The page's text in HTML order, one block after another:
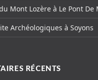
Mont Lozère à Le Pont De
Archéologiques à Soyons
RÉCENTS